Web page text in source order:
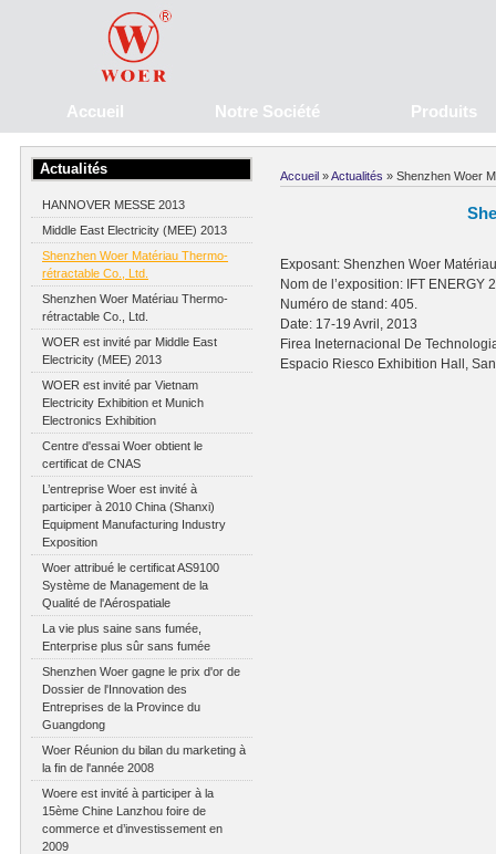
Accueil Notre Société Produits
Actualités
HANNOVER MESSE 2013
Middle East Electricity (MEE) 2013
Shenzhen Woer Matériau Thermo-
rétractable Co., Ltd.
Shenzhen Woer Matériau Thermo-
rétractable Co., Ltd.
WOER est invité par Middle East
Electricity (MEE) 2013
WOER est invité par Vietnam
Electricity Exhibition et Munich
Electronics Exhibition
Centre d'essai Woer obtient le
certificat de CNAS
L’entreprise Woer est invité à
participer à 2010 China (Shanxi)
Equipment Manufacturing Industry
Exposition
Woer attribué le certificat AS9100
Système de Management de la
Qualité de l'Aérospatiale
La vie plus saine sans fumée,
Enterprise plus sûr sans fumée
Shenzhen Woer gagne le prix d'or de
Dossier de l'Innovation des
Entreprises de la Province du
Guangdong
Woer Réunion du bilan du marketing à
la fin de l'année 2008
Woere est invité à participer à la
15ème Chine Lanzhou foire de
commerce et d’investissement en
2009
Accueil »Actualités » Shenzhen Woer
Exposant: Shenzhen Woer
Nom de l’exposition: IFT ENERGY
Numéro de stand: 405.
Date: 17-19 Avril, 2013
Firea Ineternacional De
Espacio Riesco Exhibition Hall,